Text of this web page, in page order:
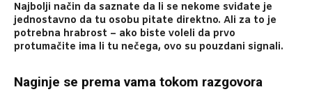
Najbolji način da saznate da li se nekome sviđate je
jednostavno da tu osobu pitate direktno. Ali za to je
potrebna hrabrost – ako biste voleli da prvo
protumačite ima li tu nečega, ovo su pouzdani signali.
Naginje se prema vama tokom razgovora